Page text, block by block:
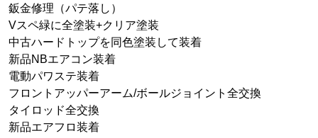
鈑金修理（パテ落し）
Vスペ緑に全塗装+クリア塗装
中古ハードトップを同色塗装して装着
新品NBエアコン装着
電動パワステ装着
フロントアッパーアーム/ボールジョイント全交換
タイロッド全交換
新品エアフロ装着